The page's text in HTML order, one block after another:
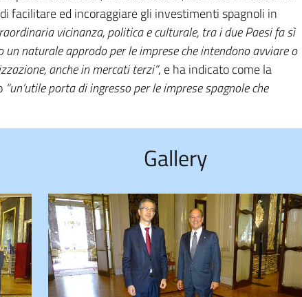
facilitare ed incoraggiare gli investimenti spagnoli in
vicinanza, politica e culturale, tra i due Paesi fa sì
un naturale approdo per le imprese che intendono avviare o
anche in mercati terzi”, e ha indicato come la
“un’utile porta di ingresso per le imprese spagnole che
Gallery